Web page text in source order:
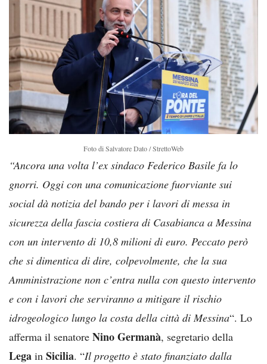
Foto di Salvatore Dato / StrettoWeb
“Ancora una volta l’ex sindaco Federico Basile fa lo
gnorri. Oggi con una comunicazione fuorviante sui
social dà notizia del bando per i lavori di messa in
sicurezza della fascia costiera di Casabianca a Messina
con un intervento di 10,8 milioni di euro. Peccato però
che si dimentica di dire, colpevolmente, che la sua
Amministrazione non c’entra nulla con questo intervento
e con i lavori che serviranno a mitigare il rischio
idrogeologico lungo la costa della città di Messina“. Lo
afferma il senatore Nino Germanà, segretario della
Lega in Sicilia. “Il progetto è stato finanziato dalla